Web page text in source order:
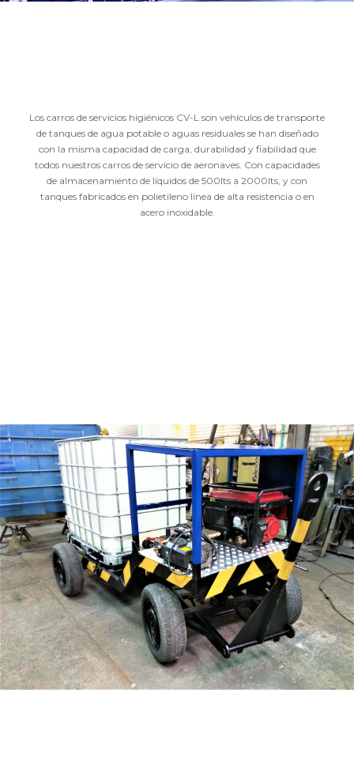
Los carros de servicios higiénicos CV-L son vehículos de transporte
de tanques de agua potable o aguas residuales se han diseñado
con la misma capacidad de carga, durabilidad y fiabilidad que
todos nuestros carros de servicio de aeronaves. Con capacidades
de almacenamiento de líquidos de 500lts a 2000lts, y con
tanques fabricados en polietileno línea de alta resistencia o en
acero inoxidable.